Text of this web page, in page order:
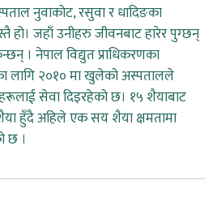
नुवाकोट, रसुवा र धादिङका
हो। जहाँ उनीहरु जीवनबाट हारेर पुग्छन्
। नेपाल विद्युत प्राधिकरणका
लागि २०१० मा खुलेको अस्पतालले
सेवा दिइरहेको छ। १५ शैयाबाट
हुँदै अहिले एक सय शैया क्षमतामा
छ ।